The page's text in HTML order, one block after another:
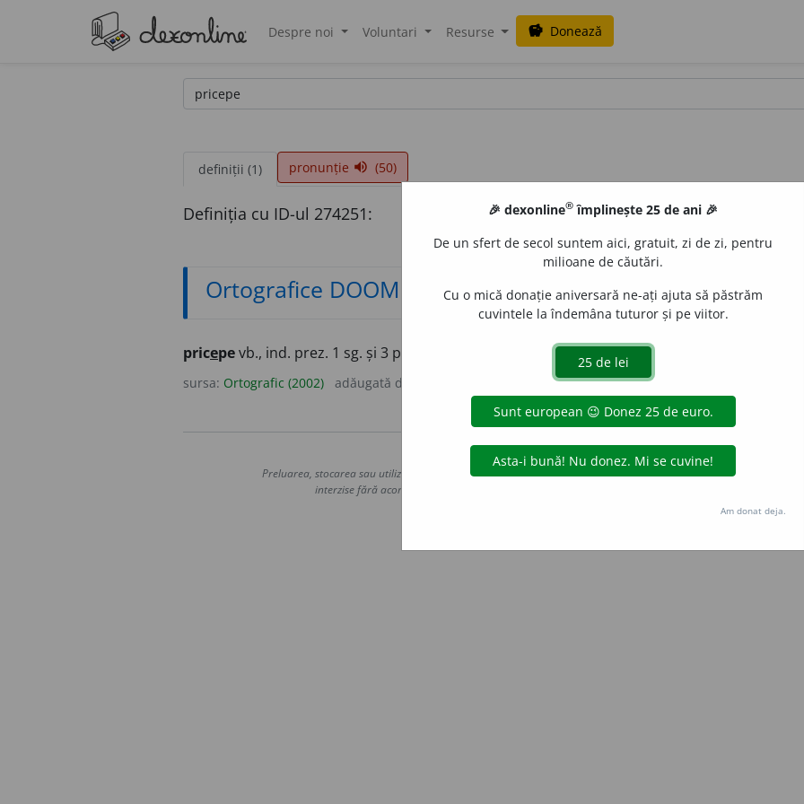
Despre noi Voluntari Resurse savings Donează
definiții (1) pronunție volume_up (50)
Definiția cu ID-ul 274251:
Ortografice DOOM
pricepevb., ind. prez. 1 sg. și 3 pl.
sursa: Ortografic (2002) adăugată de
Copyright © 2004-2026 dexonline (https://dexonline.ro)
Preluarea, stocarea sau utilizarea datelor de pe acest site, inclusiv prin orice metode de extragere automată
interzise fără acordul nostru prealabil scris, cu excepția seturilor de date oferite oficial spre utilizare
Hosterion
🎉 dexonline® împlinește 25 de ani 🎉
De un sfert de secol suntem aici, gratuit, zi de zi, pentru
milioane de căutări.
Cu o mică donație aniversară ne-ați ajuta să păstrăm
cuvintele la îndemâna tuturor și pe viitor.
Am donat deja.